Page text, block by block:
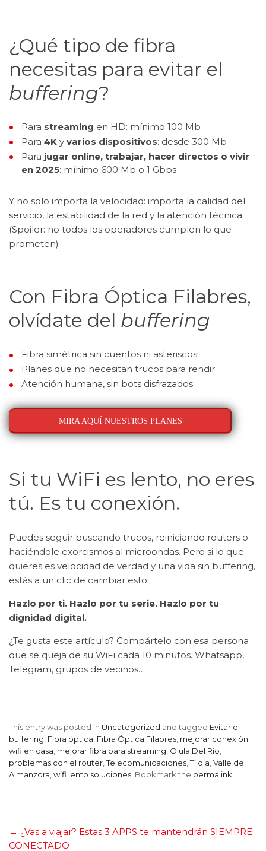
¿Qué tipo de fibra
necesitas para evitar el
buffering?
Para streaming en HD: mínimo 100 Mb
Para 4K y varios dispositivos: desde 300 Mb
Para jugar online, trabajar, hacer directos o vivir
en 2025: mínimo 600 Mb o 1 Gbps
Y no solo importa la velocidad: importa la calidad del
servicio, la estabilidad de la red y la atención técnica.
(Spoiler: no todos los operadores cumplen lo que
prometen)
Con Fibra Óptica Filabres,
olvídate del buffering
Fibra simétrica sin cuentos ni asteriscos
Planes que no necesitan trucos para rendir
Atención humana, sin bots disfrazados
MIRA AQUÍ NUESTROS PLANES
Si tu WiFi es lento, no eres
tú. Es tu conexión.
Puedes seguir buscando trucos, reiniciando routers o
haciéndole exorcismos al microondas. Pero si lo que
quieres es velocidad de verdad y una vida sin buffering,
estás a un clic de cambiar esto.
Hazlo por ti. Hazlo por tu serie. Hazlo por tu
dignidad digital.
¿Te gusta este artículo? Compártelo con esa persona
que se queja de su WiFi cada 10 minutos. Whatsapp,
Telegram, grupos de vecinos…
This entry was posted in Uncategorized and tagged Evitar el
buffering Fibra óptica Fibra Óptica Filabres mejorar conexión
wifi en casa mejorar fibra para streaming Olula Del Río
problemas con el router ,Telecomunicaciones ,Tíjola Valle del
Almanzora wifi lento soluciones . Bookmark the permalink
← ¿Vas a viajar? Estas 3 APPS te mantendrán SIEMPRE
CONECTADO